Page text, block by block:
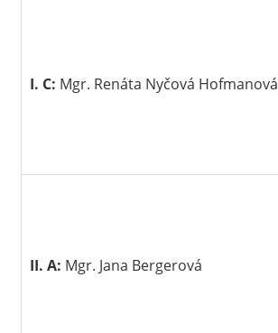
I. C: Mgr. Renáta Nyčová Hofmanová
II. A: Mgr. Jana Bergerová